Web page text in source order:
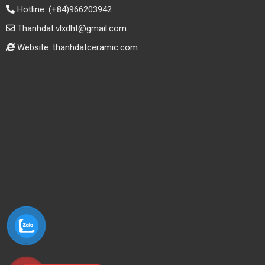
Hotline: (+84)966203942
Thanhdat.vlxdht@gmail.com
Website: thanhdatceramic.com